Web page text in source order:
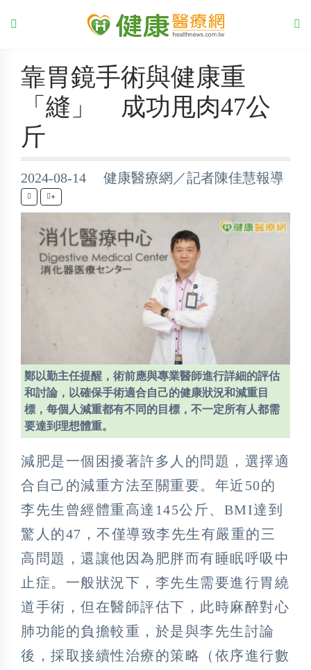
靠胃鏡手術與健康重
「縫」 成功甩肉47公
斤
2024-08-14 健康醫療網／記者陳佳慧報導
+
鄭以勤主任提醒，術前應與專業醫師進行詳細的評估
和討論，以確保手術適合自己的健康狀況和減重目
標，每個人減重都有不同的目標，不一定所有人都需
要達到理想體重。
減肥是一個困擾著許多人的問題，選擇適
合自己的減重方法至關重要。年近50的
李先生曾經體重高達145公斤、BMI達到
驚人的47，不僅導致李先生有嚴重的三
高問題，還讓他因為肥胖而有睡眠呼吸中
止症。一般狀況下，李先生需要進行胃繞
道手術，但在醫師評估下，此時麻醉對心
肺功能的負擔較重，於是與李先生討論
後，採取接續性治療的策略（依序進行數